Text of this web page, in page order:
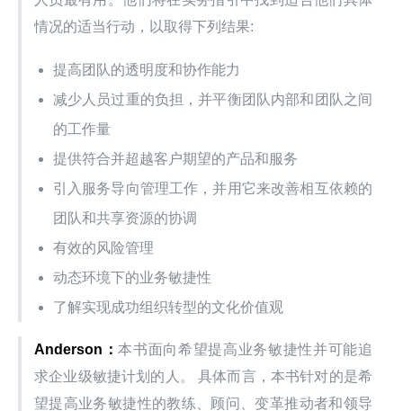
情况的适当行动，以取得下列结果:
提高团队的透明度和协作能力
减少人员过重的负担，并平衡团队内部和团队之间
的工作量
提供符合并超越客户期望的产品和服务
引入服务导向管理工作，并用它来改善相互依赖的
团队和共享资源的协调
有效的风险管理
动态环境下的业务敏捷性
了解实现成功组织转型的文化价值观
Anderson：本书面向希望提高业务敏捷性并可能追
求企业级敏捷计划的人。 具体而言，本书针对的是希
望提高业务敏捷性的教练、顾问、变革推动者和领导